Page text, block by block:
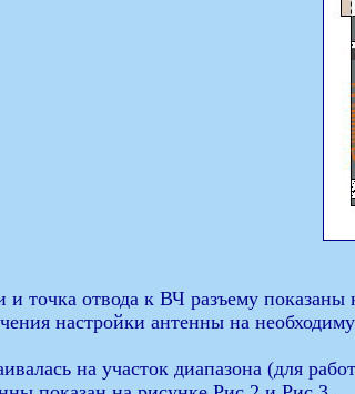
и точка отвода к ВЧ разъему
настройки антенны на
на участок диапазона (для